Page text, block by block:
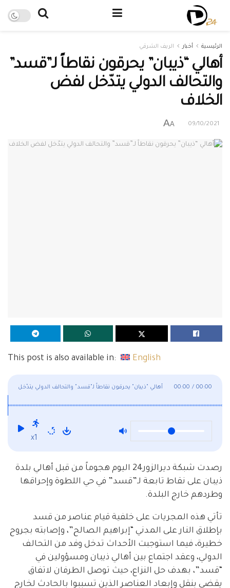
الرئيسية أخبار الريف الشرقي
أهالي “ذيبان” يحرقون نقاطاً لـ”قسد”
والتحالف الدولي يتدّخل لفض
الخلاف
09/10/2021
A
A
This post is also available in: English
أهالي "ذيبان" يحرقون نقاطاً لـ"قسد" والتحالف الدولي يتدّخل 00:00 / 00:00
x1
رصدت شبكة ديرالزور24 اليوم هجوماً من قبل أهالي بلدة
ذيبان على نقاط تابعة لـ”قسد” في حي اللطوة وإحراقها
وطردهم خارج البلدة.
تأتي هذه المجريات على خلفية قيام عناصر من قسد
بإطلاق النار على المدني “إبراهيم الصالح”، وإصابته بجروح
خطيرة، فيما استوجبت الأحداث تدخل وفد من التحالف
الدولي، وعقد اجتماع بين أهالي ذيبان ومسؤولين في
“قسد”، بهدف حل النزاع، حيث توصل الطرفان لاتفاق
يقضي بنقل وإبعاد العناصر الذين تسببوا بالحادث لخارج